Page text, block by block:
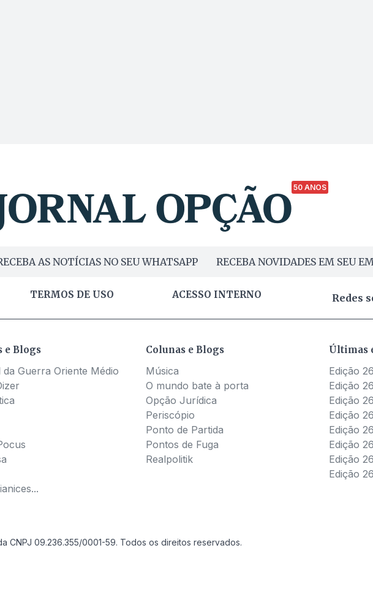
50 ANOS
AS NOTÍCIAS NO SEU WHATSAPP RECEBA NOVIDADES EM SEU
TERMOS DE USO ACESSO INTERNO Redes
e Blogs
da Guerra Oriente Médio
Colunas e Blogs
Música
O mundo bate à porta
Opção Jurídica
Periscópio
Ponto de Partida
Pontos de Fuga
Realpolitik
Últimas
Edição
Edição
Edição
Edição
Edição
Edição
Edição
Edição
CNPJ 09.236.355/0001-59. Todos os direitos reservados.